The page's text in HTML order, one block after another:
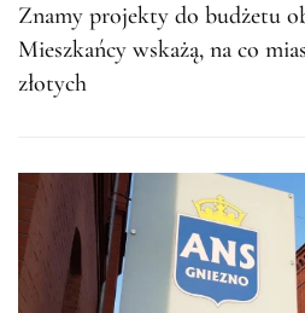
Znamy projekty do budżetu
Mieszkańcy wskażą, na co
złotych